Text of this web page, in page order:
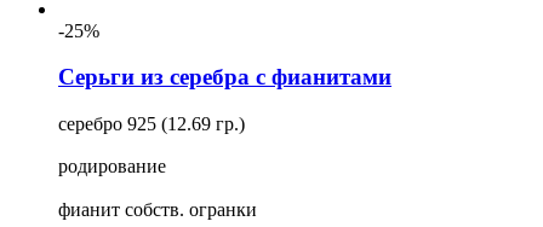
-25%
Серьги из серебра с фианитами
серебро 925 (12.69 гр.)
родирование
фианит собств. огранки